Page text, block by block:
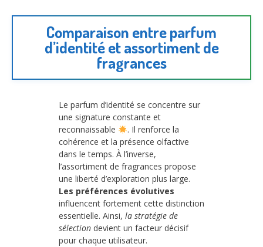
Comparaison entre parfum
d’identité et assortiment de
fragrances
Le parfum d’identité se concentre sur
une signature constante et
reconnaissable
. Il renforce la
cohérence et la présence olfactive
dans le temps. À l’inverse,
l’assortiment de fragrances propose
une liberté d’exploration plus large.
Les préférences évolutives
influencent fortement cette distinction
essentielle. Ainsi, la stratégie de
sélection devient un facteur décisif
pour chaque utilisateur.